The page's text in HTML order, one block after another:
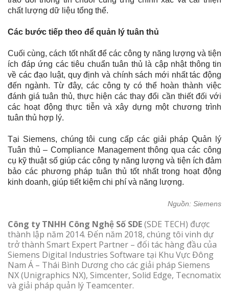
chất lượng dữ liệu tổng thể.
Các bước tiếp theo để quản lý tuân thủ
Cuối cùng, cách tốt nhất để các công ty năng lượng và tiện
ích đáp ứng các tiêu chuẩn tuân thủ là cập nhật thông tin
về các đạo luật, quy định và chính sách mới nhất tác động
đến ngành. Từ đây, các công ty có thể hoàn thành việc
đánh giá tuân thủ, thực hiện các thay đổi cần thiết đối với
các hoạt động thực tiễn và xây dựng một chương trình
tuân thủ hợp lý.
Tại Siemens, chúng tôi cung cấp các giải pháp Quản lý
Tuân thủ – Compliance Management thông qua các công
cụ kỹ thuật số giúp các công ty năng lượng và tiện ích đảm
bảo các phương pháp tuân thủ tốt nhất trong hoạt động
kinh doanh, giúp tiết kiệm chi phí và năng lượng.
Nguồn: Siemens
Công ty TNHH Công Nghệ Số SDE(SDE TECH) được
thành lập năm 2014. Đến năm 2018, chúng tôi vinh dự
trở thành Smart Expert Partner – đối tác hàng đầu của
Siemens Digital Industries Software tại Khu Vực Đông
Nam Á – Thái Bình Dương cho các giải pháp Siemens
NX (Unigraphics NX), Simcenter, Solid Edge, Tecnomatix
và giải pháp quản lý Teamcenter.